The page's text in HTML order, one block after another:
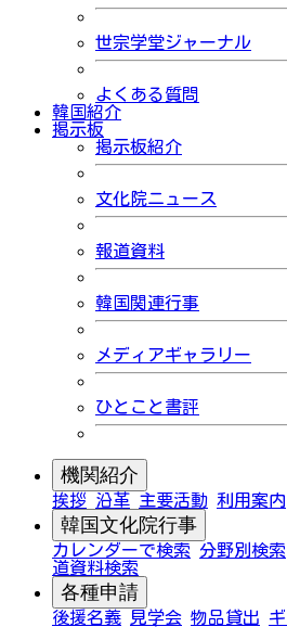
世宗学堂ジャーナル
よくある質問
韓国紹介
掲示板
掲示板紹介
文化院ニュース
報道資料
韓国関連行事
メディアギャラリー
ひとこと書評
機関紹介
挨拶 沿革 主要活動 利用案内
韓国文化院行事
カレンダーで検索 分野別検索
道資料検索
各種申請
後援名義 見学会 物品貸出 ギ